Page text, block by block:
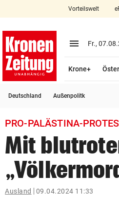
account_circle Anmelden
bookmark
search
Suchbegriff
eingeben
Vorteilswelt
menu Menü
Fr.,
Krone+
Deutschland Außenpolitk
PRO-PALÄSTINA-
Mit
Ausland 09.04.2024 11:33